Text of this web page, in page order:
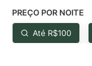
Press
the
question
PREÇO POR NOITE
Até R$100